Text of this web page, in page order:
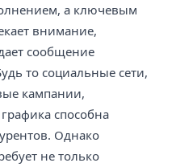
а ключевым
внимание,
сообщение
то социальные сети,
кампании,
способна
Однако
не только